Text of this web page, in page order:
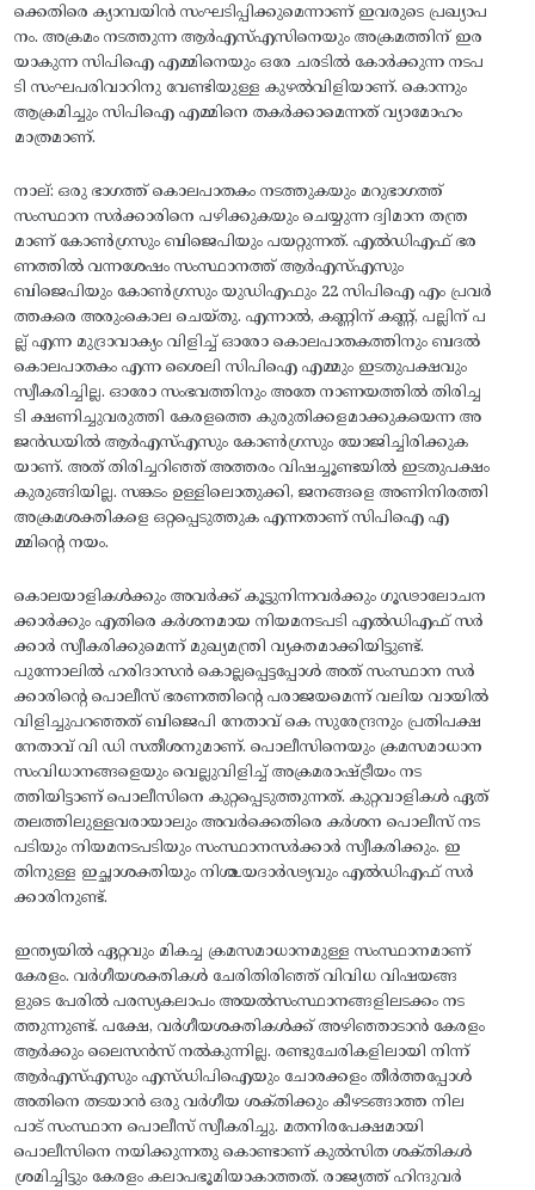
ക്കെതിരെ ക്യാമ്പയിൻ സംഘടിപ്പിക്കുമെന്നാണ് ഇവരുടെ പ്രഖ്യാപ
നം. അക്രമം നടത്തുന്ന ആർഎസ്എസിനെയും അക്രമത്തിന് ഇര
യാകുന്ന സിപിഐ എമ്മിനെയും ഒരേ ചരടിൽ കോർക്കുന്ന നടപ
ടി സംഘപരിവാറിനു വേണ്ടിയുള്ള കുഴൽവിളിയാണ്. കൊന്നും
ആക്രമിച്ചും സിപിഐ എമ്മിനെ തകർക്കാമെന്നത് വ്യാമോഹം
മാത്രമാണ്.
നാല്: ഒരു ഭാഗത്ത്‌ കൊലപാതകം നടത്തുകയും മറുഭാഗത്ത്
സംസ്ഥാന സർക്കാരിനെ പഴിക്കുകയും ചെയ്യുന്ന ദ്വിമാന തന്ത്ര
മാണ് കോൺഗ്രസും ബിജെപിയും പയറ്റുന്നത്. എൽഡിഎഫ് ഭര
ണത്തിൽ വന്നശേഷം സംസ്ഥാനത്ത് ആർഎസ്എസും
ബിജെപിയും കോൺഗ്രസും യുഡിഎഫും 22 സിപിഐ എം പ്രവർ
ത്തകരെ അരുംകൊല ചെയ്‌തു. എന്നാൽ, കണ്ണിന് കണ്ണ്, പല്ലിന് പ
ല്ല് എന്ന മുദ്രാവാക്യം വിളിച്ച് ഓരോ കൊലപാതകത്തിനും ബദൽ
കൊലപാതകം എന്ന ശൈലി സിപിഐ എമ്മും ഇടതുപക്ഷവും
സ്വീകരിച്ചില്ല. ഓരോ സംഭവത്തിനും അതേ നാണയത്തിൽ തിരിച്ച
ടി ക്ഷണിച്ചുവരുത്തി കേരളത്തെ കുരുതിക്കളമാക്കുകയെന്ന അ
ജൻഡയിൽ ആർഎസ്എസും കോൺഗ്രസും യോജിച്ചിരിക്കുക
യാണ്. അത് തിരിച്ചറിഞ്ഞ് അത്തരം വിഷച്ചൂണ്ടയിൽ ഇടതുപക്ഷം
കുരുങ്ങിയില്ല. സങ്കടം ഉള്ളിലൊതുക്കി, ജനങ്ങളെ അണിനിരത്തി
അക്രമശക്തികളെ ഒറ്റപ്പെടുത്തുക എന്നതാണ് സിപിഐ എ
മ്മിന്റെ നയം.
കൊലയാളികൾക്കും അവർക്ക് കൂട്ടുനിന്നവർക്കും ഗൂഢാലോചന
ക്കാർക്കും എതിരെ കർശനമായ നിയമനടപടി എൽഡിഎഫ് സർ
ക്കാർ സ്വീകരിക്കുമെന്ന് മുഖ്യമന്ത്രി വ്യക്തമാക്കിയിട്ടുണ്ട്.
പുന്നോലിൽ ഹരിദാസൻ കൊല്ലപ്പെട്ടപ്പോൾ അത് സംസ്ഥാന സർ
ക്കാരിന്റെ പൊലീസ് ഭരണത്തിന്റെ പരാജയമെന്ന് വലിയ വായിൽ
വിളിച്ചുപറഞ്ഞത് ബിജെപി നേതാവ് കെ സുരേന്ദ്രനും പ്രതിപക്ഷ
നേതാവ് വി ഡി സതീശനുമാണ്. പൊലീസിനെയും ക്രമസമാധാന
സംവിധാനങ്ങളെയും വെല്ലുവിളിച്ച് അക്രമരാഷ്ട്രീയം നട
ത്തിയിട്ടാണ് പൊലീസിനെ കുറ്റപ്പെടുത്തുന്നത്. കുറ്റവാളികൾ ഏത്
തലത്തിലുള്ളവരായാലും അവർക്കെതിരെ കർശന പൊലീസ് നട
പടിയും നിയമനടപടിയും സംസ്ഥാനസർക്കാർ സ്വീകരിക്കും. ഇ
തിനുള്ള ഇച്ഛാശക്തിയും നിശ്ചയദാർഢ്യവും എൽഡിഎഫ് സർ
ക്കാരിനുണ്ട്.
ഇന്ത്യയിൽ ഏറ്റവും മികച്ച ക്രമസമാധാനമുള്ള സംസ്ഥാനമാണ്
കേരളം. വർഗീയശക്തികൾ ചേരിതിരിഞ്ഞ് വിവിധ വിഷയങ്ങ
ളുടെ പേരിൽ പരസ്യകലാപം അയൽസംസ്ഥാനങ്ങളിലടക്കം നട
ത്തുന്നുണ്ട്. പക്ഷേ, വർഗീയശക്തികൾക്ക് അഴിഞ്ഞാടാൻ കേരളം
ആർക്കും ലൈസൻസ് നൽകുന്നില്ല. രണ്ടുചേരികളിലായി നിന്ന്‌
ആർഎസ്‌എസും എസ്‌ഡിപിഐയും ചോരക്കളം തീർത്തപ്പോൾ
അതിനെ തടയാൻ ഒരു വർഗീയ ശക്‌തിക്കും കീഴടങ്ങാത്ത നില
പാട്‌ സംസ്ഥാന പൊലീസ്‌ സ്വീകരിച്ചു. മതനിരപേക്ഷമായി
പൊലീസിനെ നയിക്കുന്നതു കൊണ്ടാണ്‌ കുൽസിത ശക്‌തികൾ
ശ്രമിച്ചിട്ടും കേരളം കലാപഭൂമിയാകാത്തത്‌. രാജ്യത്ത് ഹിന്ദുവർ